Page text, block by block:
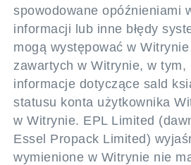
spowodowane opóźnieniami
informacji lub inne błędy
mogą występować w
zawartych w Witrynie, w tym,
informacje dotyczące sald
statusu konta użytkownika
w Witrynie. EPL Limited
Essel Propack Limited)
wymienione w Witrynie nie